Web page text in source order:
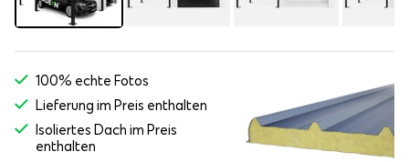
100% echte Fotos
Lieferung im Preis enthalten
Isoliertes Dach im Preis
enthalten